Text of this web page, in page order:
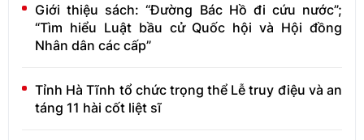
Giới thiệu sách: “Đường Bác Hồ đi cứu nước”;
“Tìm hiểu Luật bầu cử Quốc hội và Hội đồng
Nhân dân các cấp”
Tỉnh Hà Tĩnh tổ chức trọng thể Lễ truy điệu và an
táng 11 hài cốt liệt sĩ